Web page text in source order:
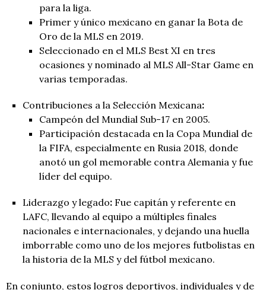
para la liga.
Primer y único mexicano en ganar la Bota de
Oro de la MLS en 2019.
Seleccionado en el MLS Best XI en tres
ocasiones y nominado al MLS All-Star Game en
varias temporadas.
Contribuciones a la Selección Mexicana:
Campeón del Mundial Sub-17 en 2005.
Participación destacada en la Copa Mundial de
la FIFA, especialmente en Rusia 2018, donde
anotó un gol memorable contra Alemania y fue
líder del equipo.
Liderazgo y legado: Fue capitán y referente en
LAFC, llevando al equipo a múltiples finales
nacionales e internacionales, y dejando una huella
imborrable como uno de los mejores futbolistas en
la historia de la MLS y del fútbol mexicano.
En conjunto, estos logros deportivos, individuales y de